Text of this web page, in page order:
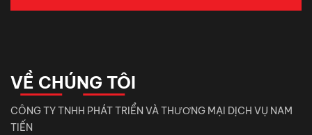
VỀ CHÚNG TÔI
CÔNG TY TNHH PHÁT TRIỂN VÀ THƯƠNG MẠI DỊCH VỤ NAM
TIẾN